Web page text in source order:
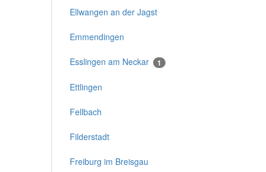
Ellwangen an der Jagst
Emmendingen
Esslingen am Neckar 1
Ettlingen
Fellbach
Filderstadt
Freiburg im Breisgau